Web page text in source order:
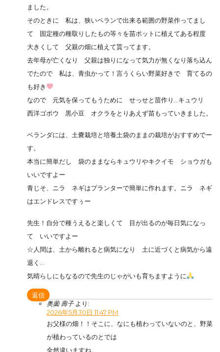
ました。
そのときに 私は、狭いペランで出来る範囲の野菜作ってまし
て 固定種の種取りしたもの等々を苗ポットに植えてある程度
大きくして 父親の畑に植えて貰ってます。
去年母が亡くなり 父親は独りになって気力が無くなり落ち込ん
でたので 私は、青虫かって！言うくらい野菜好きで 育てるの
も好き
なので 元気を保ってもうために せっせと苗作り…キュウリ
西洋ゴボウ 黒小豆 オクラをとりあえず苗もっていきました。
ベランダには、土嚢栽培と培養土袋のままの栽培がおすすめでー
す。
本当に簡単だし 袋のままならキュウリやキクイモ ショウガも
いいですよー
青じそ、ニラ ネギはプランターで簡単に作れます。ニラ ネギ
はエンドレスですぅー
先生！自分で種うえると楽しくて 目が出るのが毎日気になっ
て いいですよー
☆人間は、土から離れると病気になり 土に近づくと病気から遠
退く…
気晴らしにもなるので先生のじゃがいも育ちますように
返信
奥薗 壽子 より:
2026年5月30日 11:47 PM
お父様の畑！！そこに、なにも植わっていないのと、野菜
が植わっているのとでは
全然違いますね。